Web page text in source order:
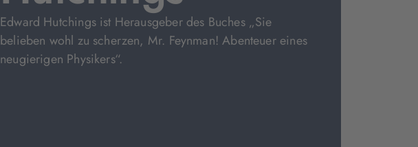
Edward Hutchings ist Herausgeber des Buches „Sie
belieben wohl zu scherzen, Mr. Feynman! Abenteuer eines
neugierigen Physikers“.